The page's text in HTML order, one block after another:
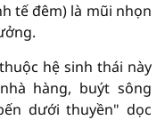
tế đêm) là mũi nhọn
hệ sinh thái này
hàng, buýt sông
dưới thuyền" dọc